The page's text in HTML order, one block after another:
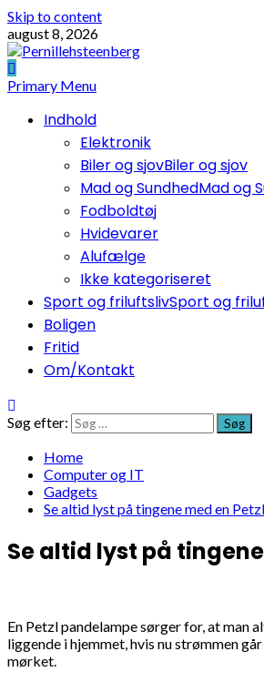
Skip to content
august 8, 2026
Primary Menu
Indhold
Elektronik
Biler og sjovBiler og sjov
Mad og SundhedMad og
Fodboldtøj
Hvidevarer
Alufælge
Ikke kategoriseret
Sport og friluftslivSport og
Boligen
Fritid
Om/Kontakt
Søg efter:
Home
Computer og IT
Gadgets
Se altid lyst på tingene med en
Se altid lyst på
En Petzl pandelampe sørger for, at man
liggende i hjemmet, hvis nu strømmen
mørket.